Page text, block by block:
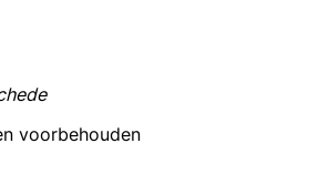
voorbehouden